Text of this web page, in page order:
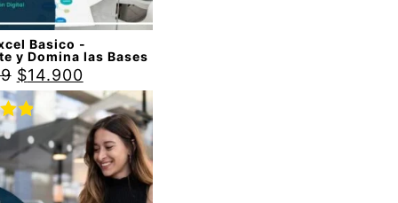
Basico -
y Domina las Bases
$14.900
de